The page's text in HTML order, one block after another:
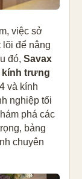
việc sở
lõi để nâng
đó, Savax
kính trưng
và kính
nghiệp tối
phá các
bảng
chuyên